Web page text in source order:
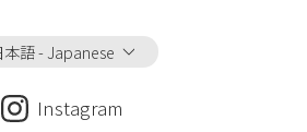
本語 - Japanese
Instagram